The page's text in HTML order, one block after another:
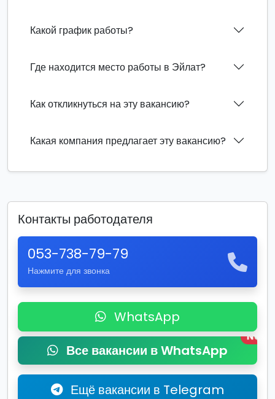
Какой график работы?
Где находится место работы в Эйлат?
Как откликнуться на эту вакансию?
Какая компания предлагает эту вакансию?
Контакты работодателя
053-738-79-79
Нажмите для звонка
WhatsApp
Все вакансии в WhatsApp
New
Ещё вакансии в Telegram